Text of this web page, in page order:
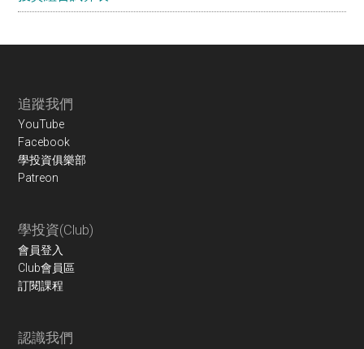
Footer
追蹤我們
YouTube
Facebook
學投資俱樂部
Patreon
學投資(Club)
會員登入
Club會員區
訂閱課程
認識我們